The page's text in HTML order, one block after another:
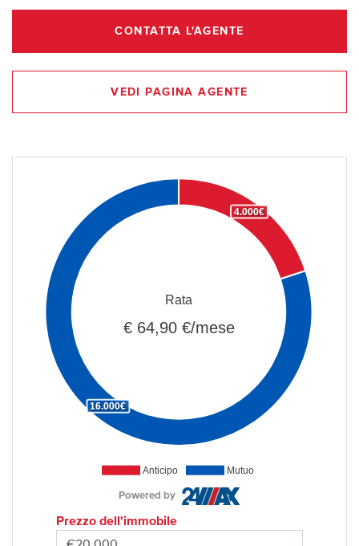
CONTATTA L'AGENTE
VEDI PAGINA AGENTE
Anticipo Mutuo
4.000€
16.000€
Rata
€ 64,90 €/mese
Powered by
Prezzo dell'immobile